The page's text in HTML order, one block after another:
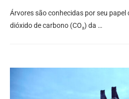
Árvores são conhecidas por seu
dióxido de carbono (CO₂) da …